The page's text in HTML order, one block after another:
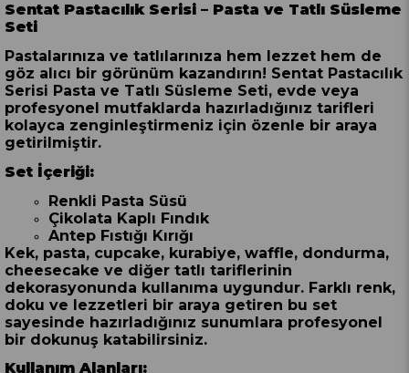
Sentat Pastacılık Serisi – Pasta ve Tatlı Süsleme
Seti
Pastalarınıza ve tatlılarınıza hem lezzet hem de
göz alıcı bir görünüm kazandırın! Sentat Pastacılık
Serisi Pasta ve Tatlı Süsleme Seti, evde veya
profesyonel mutfaklarda hazırladığınız tarifleri
kolayca zenginleştirmeniz için özenle bir araya
getirilmiştir.
Set İçeriği:
Renkli Pasta Süsü
Çikolata Kaplı Fındık
Antep Fıstığı Kırığı
Kek, pasta, cupcake, kurabiye, waffle, dondurma,
cheesecake ve diğer tatlı tariflerinin
dekorasyonunda kullanıma uygundur. Farklı renk,
doku ve lezzetleri bir araya getiren bu set
sayesinde hazırladığınız sunumlara profesyonel
bir dokunuş katabilirsiniz.
Kullanım Alanları: